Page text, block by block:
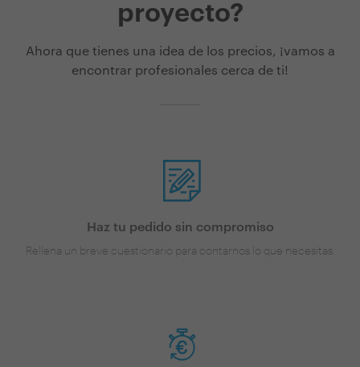
proyecto?
Ahora que tienes una idea de los precios, ¡vamos a
encontrar profesionales cerca de ti!
Haz tu pedido sin compromiso
Rellena un breve cuestionario para contarnos lo que necesitas.